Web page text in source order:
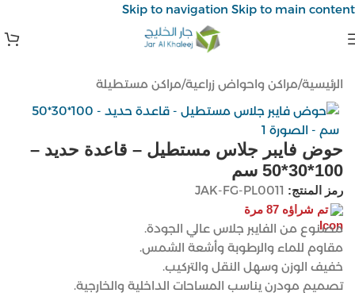
Skip to navigation Skip to main content
الرئيسية/مراكن واحواض زراعية/مراكن مستطيلة
حوض فايبر جلاس مستطيل – قاعدة حديد –
100*30*50 سم
رمز المنتج: JAK-FG-PL0011
تم شراؤه 87 مرة
مصنوع من الفايبر جلاس عالي الجودة.
مقاوم للماء والرطوبة وأشعة الشمس.
خفيف الوزن وسهل النقل والتركيب.
تصميم مودرن يناسب المساحات الداخلية والخارجية.